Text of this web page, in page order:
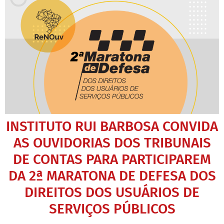
INSTITUTO RUI BARBOSA CONVIDA
AS OUVIDORIAS DOS TRIBUNAIS
DE CONTAS PARA PARTICIPAREM
DA 2ª MARATONA DE DEFESA DOS
DIREITOS DOS USUÁRIOS DE
SERVIÇOS PÚBLICOS